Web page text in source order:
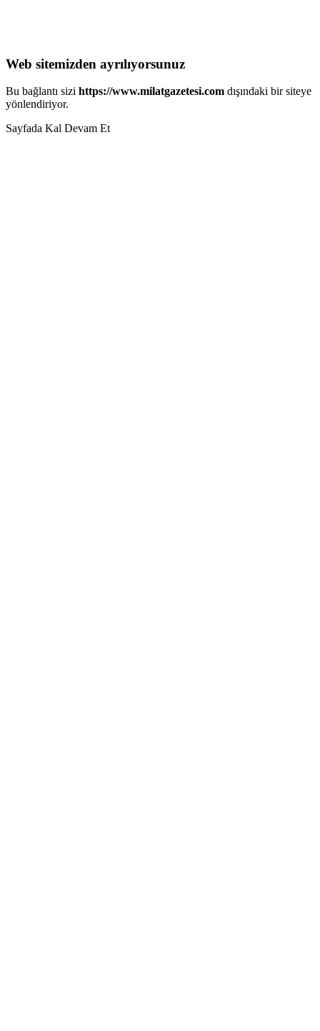
Web sitemizden ayrılıyorsunuz
Bu bağlantı sizi https://www.milatgazetesi.com dışındaki bir siteye
yönlendiriyor.
Sayfada Kal Devam Et